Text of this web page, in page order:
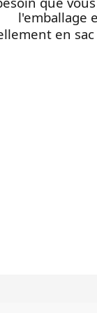
l'emballage
en